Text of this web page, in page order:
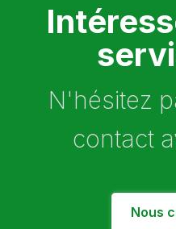
N'hésitez
contact
Nous